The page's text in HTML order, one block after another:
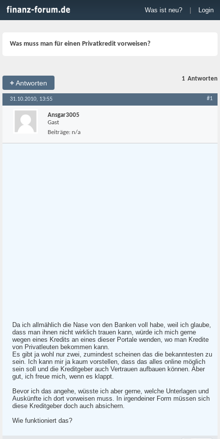
Was ist neu? Login
Was muss man für einen Privatkredit vorweisen?
+Antworten
1 Antworten
31.10.2010, 13:55 #1
Ansgar3005
Gast
Beiträge: n/a
Da ich allmählich die Nase von den Banken voll habe, weil ich glaube,
dass man ihnen nicht wirklich trauen kann, würde ich mich gerne
wegen eines Kredits an eines dieser Portale wenden, wo man Kredite
von Privatleuten bekommen kann.
Es gibt ja wohl nur zwei, zumindest scheinen das die bekanntesten zu
sein. Ich kann mir ja kaum vorstellen, dass das alles online möglich
sein soll und die Kreditgeber auch Vertrauen aufbauen können. Aber
gut, ich freue mich, wenn es klappt.
Bevor ich das angehe, wüsste ich aber gerne, welche Unterlagen und
Auskünfte ich dort vorweisen muss. In irgendeiner Form müssen sich
diese Kreditgeber doch auch absichern.
Wie funktioniert das?